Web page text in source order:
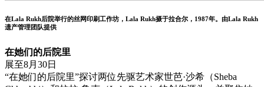
在Lala Rukh后院举行的丝网印刷工作坊，Lala Rukh摄于拉合尔，1987年。由Lala Rukh
遗产管理团队提供
在她们的后院里
展至8月30日
“在她们的后院里”探讨两位先驱艺术家世芭·沙希（Sheba